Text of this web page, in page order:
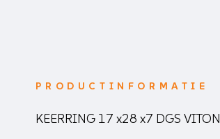
PRODUCTINFORMATIE
KEERRING 17 x28 x7 DGS VITON